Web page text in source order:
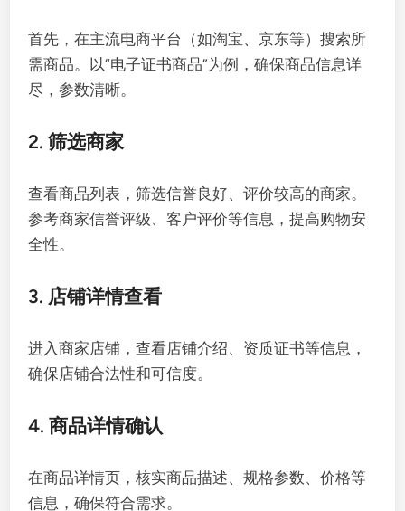
首先，在主流电商平台（如淘宝、京东等）搜索所
需商品。以“电子证书商品”为例，确保商品信息详
尽，参数清晰。
2. 筛选商家
查看商品列表，筛选信誉良好、评价较高的商家。
参考商家信誉评级、客户评价等信息，提高购物安
全性。
3. 店铺详情查看
进入商家店铺，查看店铺介绍、资质证书等信息，
确保店铺合法性和可信度。
4. 商品详情确认
在商品详情页，核实商品描述、规格参数、价格等
信息，确保符合需求。